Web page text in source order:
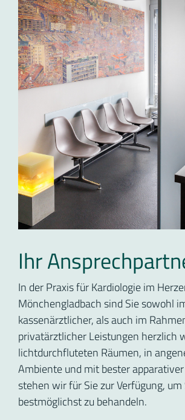
Ihr
In der Praxis für Kardiologie im
Mönchengladbach sind Sie sowohl
kassenärztlicher, als auch im
privatärztlicher Leistungen herzlich
lichtdurchfluteten Räumen, in
Ambiente und mit bester
stehen wir für Sie zur Verfügung, um
bestmöglichst zu behandeln.